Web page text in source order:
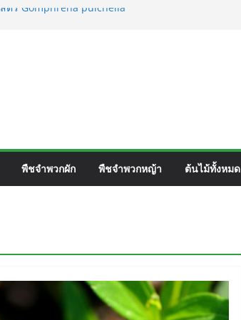
ตร์ Gomphrena pulchella
L.
พืชจำพวกผัก พืชจำพวกหญ้า ต้นไม้ทั้งหมด